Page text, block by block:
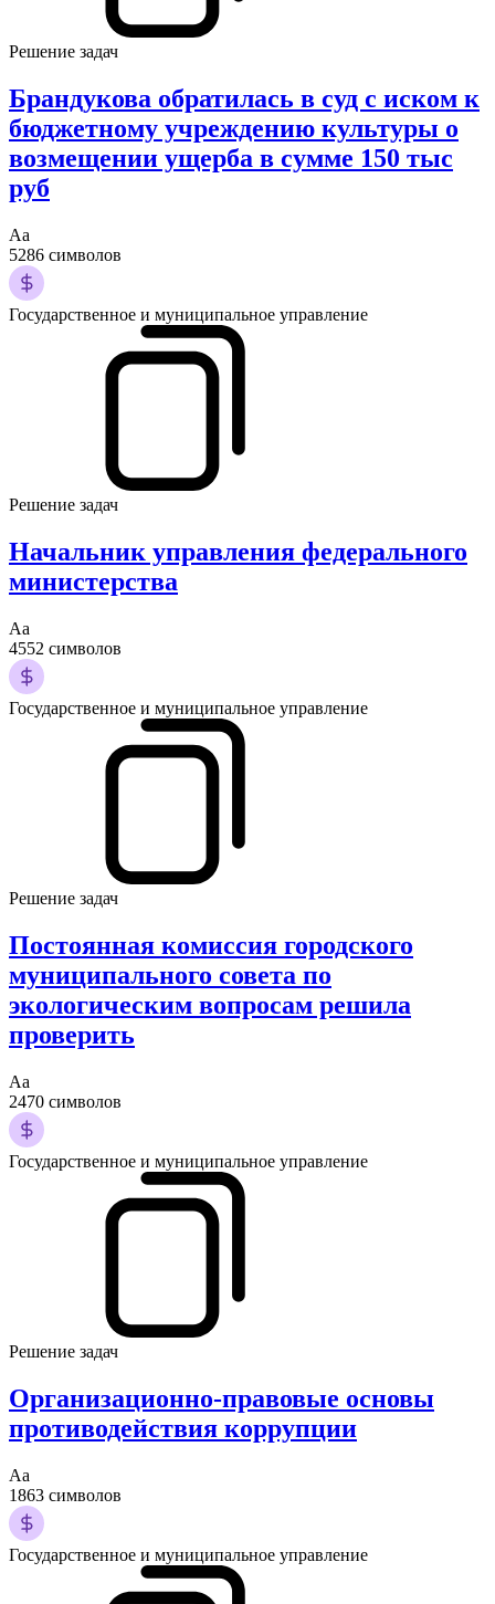
Решение задач
Брандукова обратилась в суд с иском к
бюджетному учреждению культуры о
возмещении ущерба в сумме 150 тыс
руб
Аа
5286 символов
Государственное и муниципальное управление
Решение задач
Начальник управления федерального
министерства
Аа
4552 символов
Государственное и муниципальное управление
Решение задач
Постоянная комиссия городского
муниципального совета по
экологическим вопросам решила
проверить
Аа
2470 символов
Государственное и муниципальное управление
Решение задач
Организационно-правовые основы
противодействия коррупции
Аа
1863 символов
Государственное и муниципальное управление